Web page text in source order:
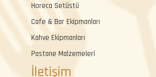
Horeca Setüstü
Cafe & Bar Ekipmanları
Kahve Ekipmanları
Pastane Malzemeleri
İletişim